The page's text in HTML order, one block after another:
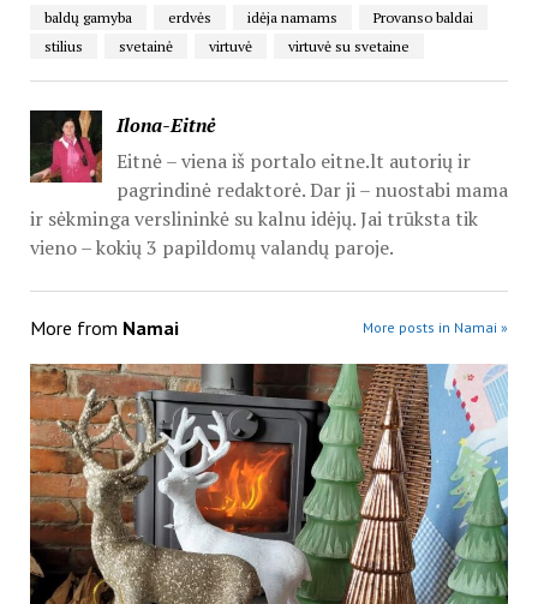
baldų gamyba erdvės idėja namams
Provanso baldai
stilius
svetainė virtuvė virtuvė su svetaine
Ilona-Eitnė
Eitnė – viena iš portalo eitne.lt autorių ir
pagrindinė redaktorė. Dar ji – nuostabi mama
ir sėkminga verslininkė su kalnu idėjų. Jai trūksta tik
vieno – kokių 3 papildomų valandų paroje.
More from Namai More posts in Namai »